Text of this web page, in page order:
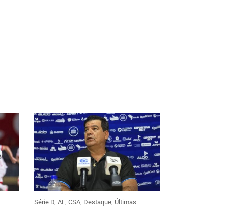
Série D,AL,CSA, Destaque, Últimas